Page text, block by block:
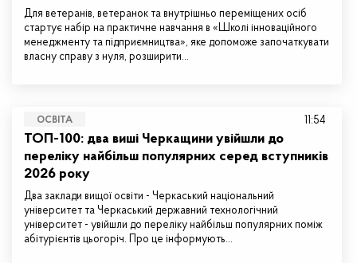
Для ветеранів, ветеранок та внутрішньо переміщених осіб
стартує набір на практичне навчання в «Школі інноваційного
менеджменту та підприємництва», яке допоможе започаткувати
власну справу з нуля, розширити…
ОСВІТА
ТОП-100: два виші Черкащини увійшли до
переліку найбільш популярних серед вступників
2026 року
Два заклади вищої освіти - Черкаський національний
університет та Черкаський державний технологічний
університет - увійшли до переліку найбільш популярних поміж
абітурієнтів цьогоріч. Про це інформують…
11:54